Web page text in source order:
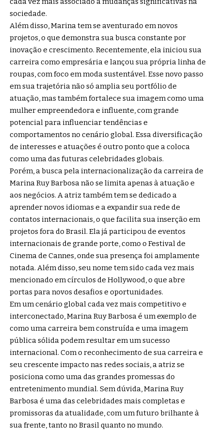
sociedade.
Além disso, Marina tem se aventurado em novos
projetos, o que demonstra sua busca constante por
inovação e crescimento. Recentemente, ela iniciou sua
carreira como empresária e lançou sua própria linha de
roupas, com foco em moda sustentável. Esse novo passo
em sua trajetória não só amplia seu portfólio de
atuação, mas também fortalece sua imagem como uma
mulher empreendedora e influente, com grande
potencial para influenciar tendências e
comportamentos no cenário global. Essa diversificação
de interesses e atuações é outro ponto que a coloca
como uma das futuras celebridades globais.
Porém, a busca pela internacionalização da carreira de
Marina Ruy Barbosa não se limita apenas à atuação e
aos negócios. A atriz também tem se dedicado a
aprender novos idiomas e a expandir sua rede de
contatos internacionais, o que facilita sua inserção em
projetos fora do Brasil. Ela já participou de eventos
internacionais de grande porte, como o Festival de
Cinema de Cannes, onde sua presença foi amplamente
notada. Além disso, seu nome tem sido cada vez mais
mencionado em círculos de Hollywood, o que abre
portas para novos desafios e oportunidades.
Em um cenário global cada vez mais competitivo e
interconectado, Marina Ruy Barbosa é um exemplo de
como uma carreira bem construída e uma imagem
pública sólida podem resultar em um sucesso
internacional. Com o reconhecimento de sua carreira e
seu crescente impacto nas redes sociais, a atriz se
posiciona como uma das grandes promessas do
entretenimento mundial. Sem dúvida, Marina Ruy
Barbosa é uma das celebridades mais completas e
promissoras da atualidade, com um futuro brilhante à
sua frente, tanto no Brasil quanto no mundo.